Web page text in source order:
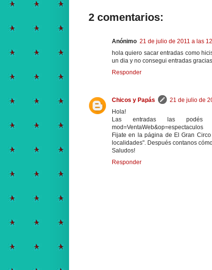
2 comentarios:
Anónimo 21 de julio de 2011 a las
hola quiero sacar entradas como
un dia y no consegui entradas
Responder
Chicos y Papás
21 de julio de
Hola!
Las entradas las podés
mod=VentaWeb&op=espectaculos
Fijate en la página de El Gran Circo
localidades". Después contanos
Saludos!
Responder